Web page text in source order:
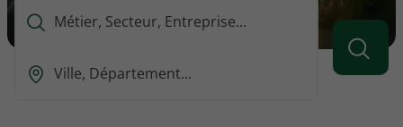
Que
vous
rechercher
Ou